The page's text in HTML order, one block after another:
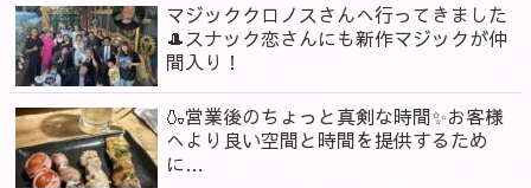
マジッククロノスさんへ行ってきました
🎩スナック恋さんにも新作マジックが仲
間入り！
🍶営業後のちょっと真剣な時間✨お客様
へより良い空間と時間を提供するため
に…